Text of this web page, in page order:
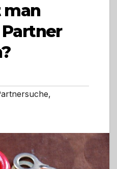
man
,